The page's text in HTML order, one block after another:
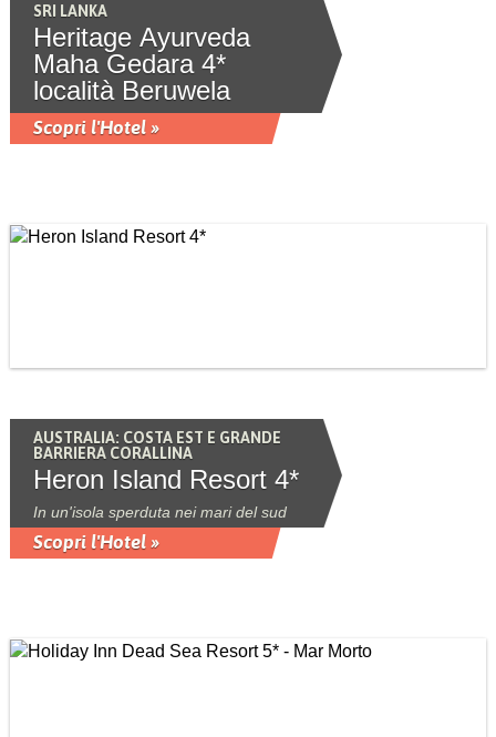
SRI LANKA
Heritage Ayurveda
Maha Gedara 4*
località Beruwela
Scopri l'Hotel »
AUSTRALIA: COSTA EST E GRANDE
BARRIERA CORALLINA
Heron Island Resort 4*
In un'isola sperduta nei mari del sud
Scopri l'Hotel »